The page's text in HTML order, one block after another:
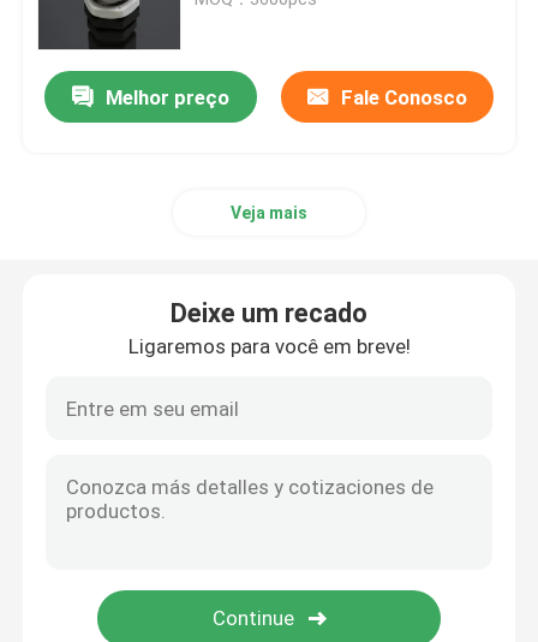
Conectores do painel solar
Melhor preço Fale Conosco
Veja mais
Deixe um recado
Ligaremos para você em breve!